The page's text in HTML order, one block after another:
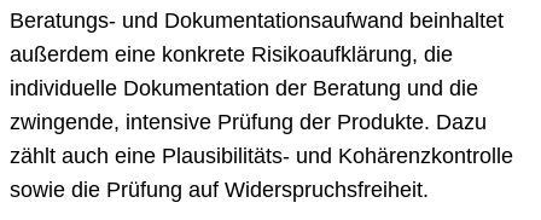
Beratungs- und Dokumentationsaufwand beinhaltet
außerdem eine konkrete Risikoaufklärung, die
individuelle Dokumentation der Beratung und die
zwingende, intensive Prüfung der Produkte. Dazu
zählt auch eine Plausibilitäts- und Kohärenzkontrolle
sowie die Prüfung auf Widerspruchsfreiheit.